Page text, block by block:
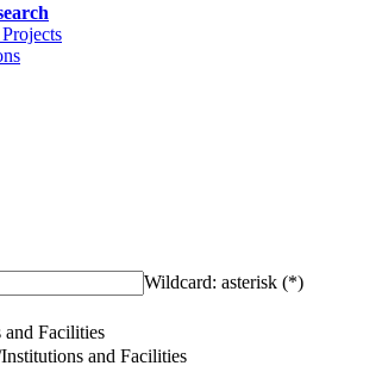
Wildcard: asterisk (*)
and Facilities
and Facilities